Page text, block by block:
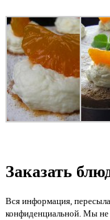
Заказать
Вся информация,
конфиденциальной. Мы не